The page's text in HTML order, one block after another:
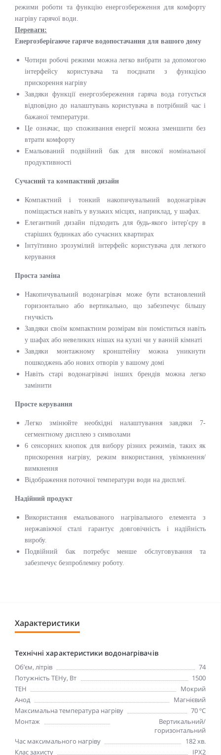
режими роботи та функцію енергозбереження для комфорту
нагріву гарячої води.
Переваги:
Енергозберігаюче гаряче водопостачання для вашого дому
Чотири робочі режими можна легко вибрати за допомогою
інтерфейсу користувача та поєднати з функцією
прискорення нагріву
Завдяки функції енергозбереження гаряча вода готується
відповідно до налаштувань користувача в потрібний час і
бажаної температури.
Це означає, що споживання енергії можна зменшити без
втрати комфорту
Емальований подвійний бак для високої номінальної
продуктивності
Сучасний та компактний дизайн
Компактний і тонкий накопичувальний водонагрівач
поміщається навіть у вузьких місцях, наприклад, у шафах.
Елегантний дизайн підходить для будь-якого інтер'єру в
старіших будинках або сучасних квартирах
Інтуїтивно зрозумілий інтерфейс користувача для легкого
керування
Проста заміна
Накопичувальний водонагрівач може бути встановлений
горизонтально або вертикально, що забезпечує більшу
гнучкість
Завдяки своїм компактним розмірам він поміститься навіть
у шафах або невеликих нішах на кухні чи у ванній кімнаті
Завдяки монтажному кронштейну можна уникнути
пошкоджень або нових отворів у вашому домі
Навіть старі водонагрівачі інших брендів можна легко
замінити
Просте керування
Легко змінюйте необхідні налаштування завдяки 7-
сегментному дисплею з символами
6 сенсорних кнопок для вибору різних режимів, таких як
прискорення нагріву, режим використання, увімкнення/
вимкнення
Відображення поточної температури води на дисплеї.
Надійний продукт
Використання емальованого нагрівального елемента з
нержавіючої сталі гарантує довговічність і надійність
виробу.
Подвійний бак потребує менше обслуговування та
забезпечує безпроблемну роботу.
Характеристики
Технічні характеристики водонагрівачів
Об’єм, літрів
74
Потужність ТЕНу, Вт
1500
ТЕН
Мокрий
Анод
Магнієвий
Максимальна температура нагріву
70 ºC
Монтаж
Вертикальний/
горизонтальний
Час максимального нагріву
182 хв.
Клас захисту
IPX2